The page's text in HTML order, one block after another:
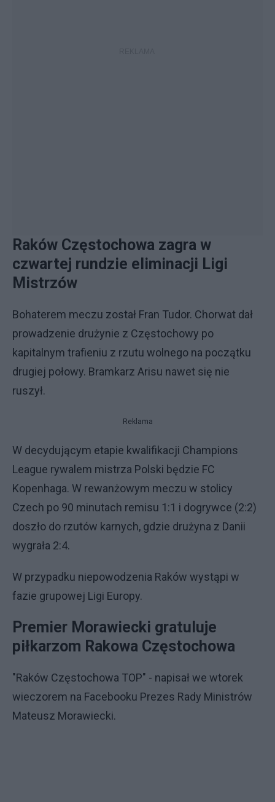
Raków Częstochowa zagra w
czwartej rundzie eliminacji Ligi
Mistrzów
Bohaterem meczu został Fran Tudor. Chorwat dał
prowadzenie drużynie z Częstochowy po
kapitalnym trafieniu z rzutu wolnego na początku
drugiej połowy. Bramkarz Arisu nawet się nie
ruszył.
Reklama
W decydującym etapie kwalifikacji Champions
League rywalem mistrza Polski będzie FC
Kopenhaga. W rewanżowym meczu w stolicy
Czech po 90 minutach remisu 1:1 i dogrywce (2:2)
doszło do rzutów karnych, gdzie drużyna z Danii
wygrała 2:4.
W przypadku niepowodzenia Raków wystąpi w
fazie grupowej Ligi Europy.
Premier Morawiecki gratuluje
piłkarzom Rakowa Częstochowa
"Raków Częstochowa TOP" - napisał we wtorek
wieczorem na Facebooku Prezes Rady Ministrów
Mateusz Morawiecki.